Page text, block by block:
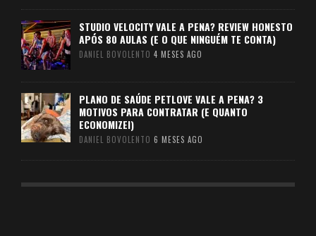
STUDIO VELOCITY VALE A PENA? REVIEW HONESTO
APÓS 80 AULAS (E O QUE NINGUÉM TE CONTA)
DANIEL BOVOLENTO 4 MESES AGO
PLANO DE SAÚDE PETLOVE VALE A PENA? 3
MOTIVOS PARA CONTRATAR (E QUANTO
ECONOMIZEI)
DANIEL BOVOLENTO 6 MESES AGO